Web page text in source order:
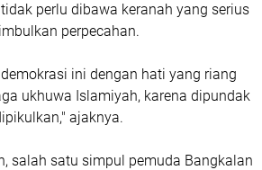
perlu dibawa keranah yang serius
perpecahan.
ini dengan hati yang riang
ukhuwa Islamiyah, karena dipundak
ajaknya.
salah satu simpul pemuda Bangkalan